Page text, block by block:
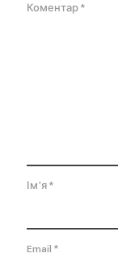
Коментар*
Ім'я*
Email *